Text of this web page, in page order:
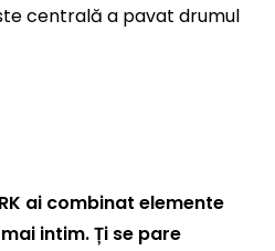
centrală a pavat drumul
ai combinat elemente
intim. Ți se pare